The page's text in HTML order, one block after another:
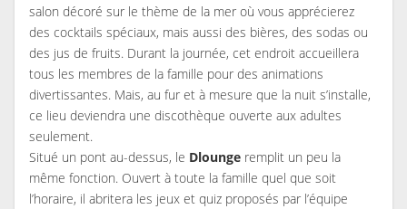
salon décoré sur le thème de la mer où vous apprécierez
des cocktails spéciaux, mais aussi des bières, des sodas ou
des jus de fruits. Durant la journée, cet endroit accueillera
tous les membres de la famille pour des animations
divertissantes. Mais, au fur et à mesure que la nuit s’installe,
ce lieu deviendra une discothèque ouverte aux adultes
seulement.
Situé un pont au-dessus, le Dlounge remplit un peu la
même fonction. Ouvert à toute la famille quel que soit
l’horaire, il abritera les jeux et quiz proposés par l’équipe